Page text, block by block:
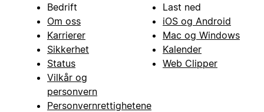
Bedrift
Om oss
Karrierer
Sikkerhet
Status
Vilkår og
personvern
Personvernrettighetene
Last ned
iOS og Android
Mac og Windows
Kalender
Web Clipper